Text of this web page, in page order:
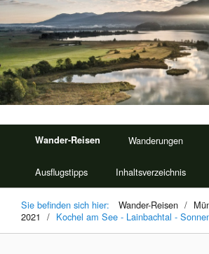
Wander-Reisen Wanderungen
Ausflugstipps Inhaltsverzeichnis
Sie befinden sich hier: Wander-Reisen /
2021 / Kochel am See - Lainbachtal -